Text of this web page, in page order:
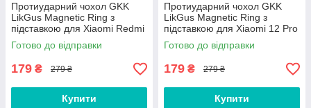
Протиударний чохол GKK
LikGus Magnetic Ring з
підставкою для Xiaomi Redmi
Note 9 5G / 9T Black
Готово до відправки
179 ₴ 279 ₴
Купити
Протиударний чохол GKK
LikGus Magnetic Ring з
підставкою для Xiaomi 12 Pro
Black
Готово до відправки
179 ₴ 279 ₴
Купити